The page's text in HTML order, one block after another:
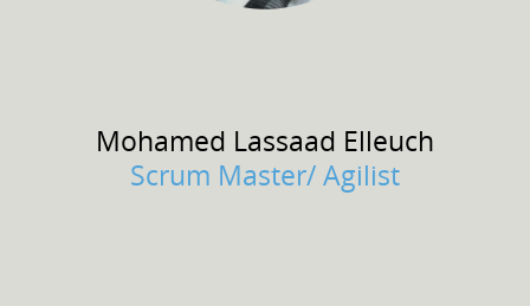
Mohamed Lassaad Elleuch
Scrum Master/ Agilist